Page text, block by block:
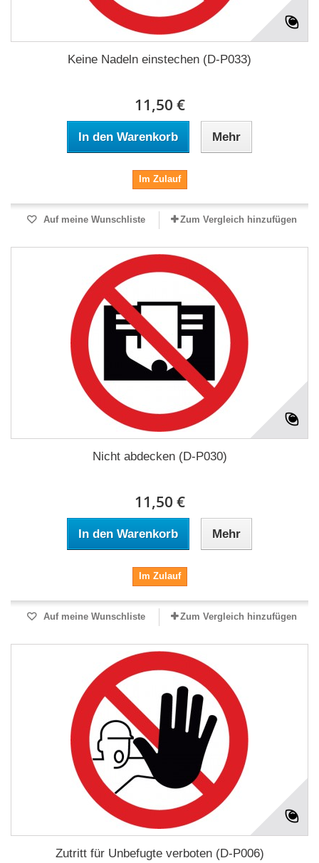
Keine Nadeln einstechen (D-P033)
11,50 €
In den Warenkorb Mehr
Im Zulauf
Auf meine Wunschliste Zum Vergleich hinzufügen
Nicht abdecken (D-P030)
11,50 €
In den Warenkorb Mehr
Im Zulauf
Auf meine Wunschliste Zum Vergleich hinzufügen
Zutritt für Unbefugte verboten (D-P006)